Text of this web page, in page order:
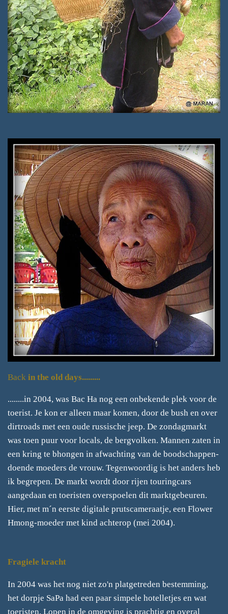
Back in the old days.........
........in 2004, was Bac Ha nog een onbekende plek voor de
toerist. Je kon er alleen maar komen, door de bush en over
dirtroads met een oude russische jeep. De zondagmarkt
was toen puur voor locals, de bergvolken. Mannen zaten in
een kring te bhongen in afwachting van de boodschappen-
doende moeders de vrouw. Tegenwoordig is het anders heb
ik begrepen. De markt wordt door rijen touringcars
aangedaan en toeristen overspoelen dit marktgebeuren.
Hier, met m´n eerste digitale prutscameraatje, een Flower
Hmong-moeder met kind achterop (mei 2004).
Fragiele kracht
In 2004 was het nog niet zo'n platgetreden bestemming,
het dorpje SaPa had een paar simpele hotelletjes en wat
toeristen. Lopen in de omgeving is prachtig en overal